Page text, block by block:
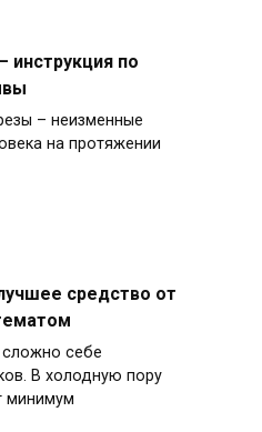
инструкция по
– неизменные
на протяжении
средство от
себе
В холодную пору
минимум